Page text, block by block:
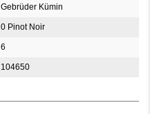
Gebrüder Kümin
0 Pinot Noir
6
104650